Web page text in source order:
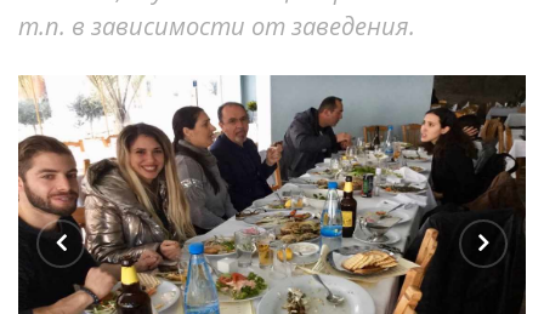
т.п. в зависимости от заведения.